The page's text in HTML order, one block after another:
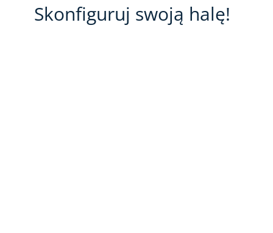
Skonfiguruj swoją halę!